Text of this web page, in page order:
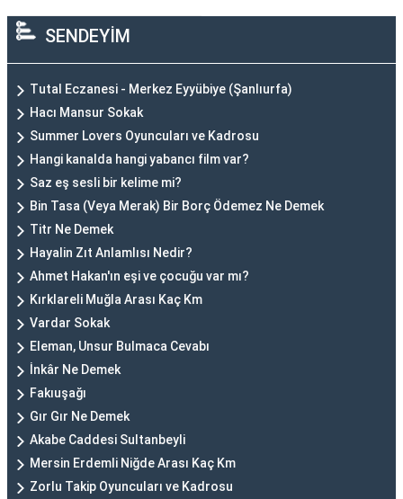
SENDEYİM
Tutal Eczanesi - Merkez Eyyübiye (Şanlıurfa)
Hacı Mansur Sokak
Summer Lovers Oyuncuları ve Kadrosu
Hangi kanalda hangi yabancı film var?
Saz eş sesli bir kelime mi?
Bin Tasa (Veya Merak) Bir Borç Ödemez Ne Demek
Titr Ne Demek
Hayalin Zıt Anlamlısı Nedir?
Ahmet Hakan'ın eşi ve çocuğu var mı?
Kırklareli Muğla Arası Kaç Km
Vardar Sokak
Eleman, Unsur Bulmaca Cevabı
İnkâr Ne Demek
Fakıuşağı
Gır Gır Ne Demek
Akabe Caddesi Sultanbeyli
Mersin Erdemli Niğde Arası Kaç Km
Zorlu Takip Oyuncuları ve Kadrosu